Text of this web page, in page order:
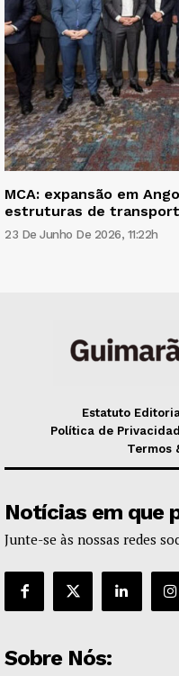
MCA: expansão em
estruturas de
23 De Junho De 2026, 11:22h
Estatuto
Política de
Termos
Notícias em que
Junte-se às nossas redes
Sobre Nós: